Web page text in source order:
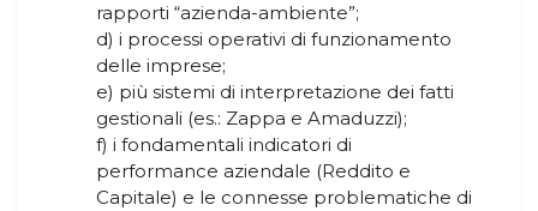
rapporti “azienda-ambiente”;
d) i processi operativi di funzionamento
delle imprese;
e) più sistemi di interpretazione dei fatti
gestionali (es.: Zappa e Amaduzzi);
f) i fondamentali indicatori di
performance aziendale (Reddito e
Capitale) e le connesse problematiche di